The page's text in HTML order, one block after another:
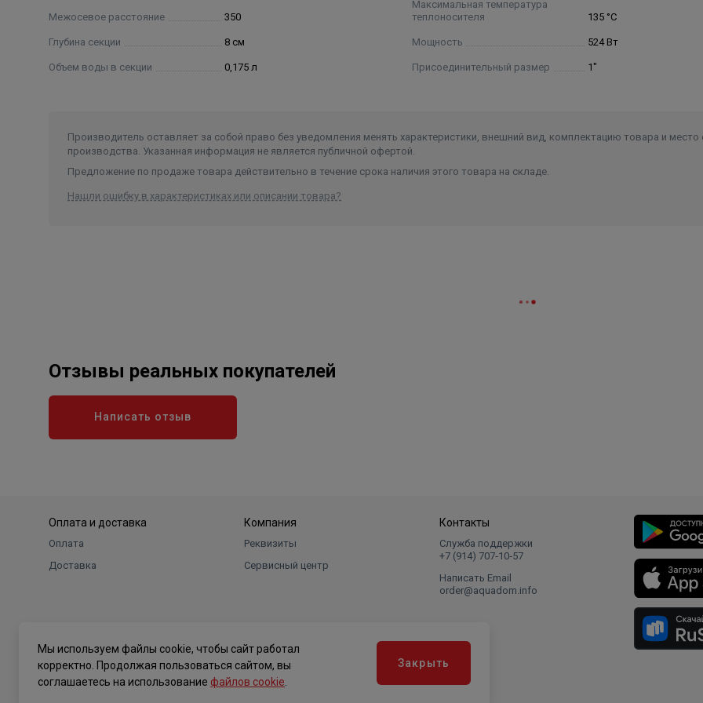
Межосевое расстояние 350
Глубина секции 8 см
Объем воды в секции 0,175 л
Максимальная температура
теплоносителя
135 °C
Мощность 524 Вт
Присоединительный размер 1"
Производитель оставляет за собой право без уведомления менять характеристики, внешний вид, комплектацию товара и место
производства. Указанная информация не является публичной офертой.
Предложение по продаже товара действительно в течение срока наличия этого товара на складе.
Нашли ошибку в характеристиках или описании товара?
Отзывы реальных покупателей
Написать отзыв
Оплата и доставка
Оплата
Доставка
Компания
Реквизиты
Сервисный центр
Контакты
Служба поддержки
+7 (914) 707‑10‑57
Написать Email
order@aquadom.info
Мы используем файлы cookie, чтобы сайт работал
корректно. Продолжая пользоваться сайтом, вы
соглашаетесь на использование файлов cookie
Закрыть